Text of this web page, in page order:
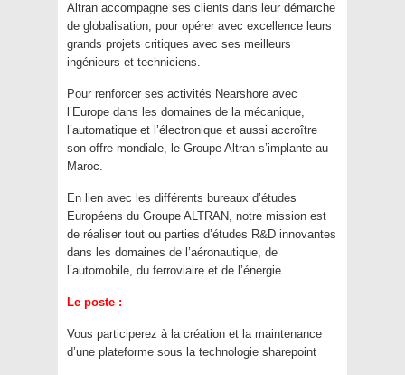
Altran accompagne ses clients dans leur démarche
de globalisation, pour opérer avec excellence leurs
grands projets critiques avec ses meilleurs
ingénieurs et techniciens.
Pour renforcer ses activités Nearshore avec
l’Europe dans les domaines de la mécanique,
l’automatique et l’électronique et aussi accroître
son offre mondiale, le Groupe Altran s’implante au
Maroc.
En lien avec les différents bureaux d’études
Européens du Groupe ALTRAN, notre mission est
de réaliser tout ou parties d’études R&D innovantes
dans les domaines de l’aéronautique, de
l’automobile, du ferroviaire et de l’énergie.
Le poste :
Vous participerez à la création et la maintenance
d’une plateforme sous la technologie sharepoint